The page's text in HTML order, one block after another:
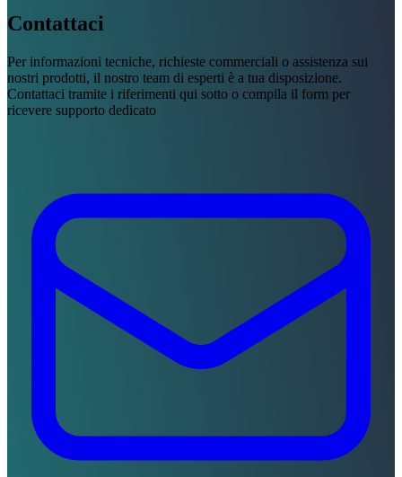
Contattaci
Per informazioni tecniche, richieste commerciali o assistenza sui
nostri prodotti, il nostro team di esperti è a tua disposizione.
Contattaci tramite i riferimenti qui sotto o compila il form per
ricevere supporto dedicato